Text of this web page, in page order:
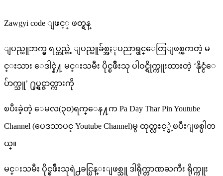
Zawgyi code ျဖင့္ ဖတ္ရန္
ျပည္သူဘက္မွ ရပ္တည္တဲ့ ျပည္သူခ်စ္အႏုပညာရွင္ေတြျဖစ္ၾကတဲ့ မ
င္းသား ေဒါင္နဲ႔ မင္းသမီး ပိုင္ၿဖိဳးသု ပါဝင္ရိုက္ကူးထားတဲ့ ‘နိုင္ငံေ
ပ်ာက္သူ’ ႐ုပ္ရွင္ဇာတ္ကားကို
ၿပီးခဲ့တဲ့ ေမလ(၃၀)ရက္ေန႔က Pa Day Thar Pin Youtube
Channel (ပေဒသာပင္ Youtube Channel)မွ ထုတ္လႊင့္ခဲ့ၿပီးျဖစ္ပါတ
ယ္။
မင္းသမီး ပိုင္ၿဖိဳးသုရဲ႕ခင္ပြန္းျဖစ္သူ ဒါရိုက္တာဏႀကီး ရိုက္ကူး